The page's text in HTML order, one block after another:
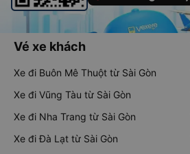
Vé xe khách
Xe đi Buôn Mê Thuột từ Sài Gòn
Xe đi Vũng Tàu từ Sài Gòn
Xe đi Nha Trang từ Sài Gòn
Xe đi Đà Lạt từ Sài Gòn